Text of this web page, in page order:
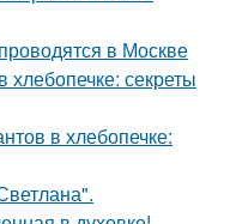
в Москве
хлебопечке: секреты
в хлебопечке: